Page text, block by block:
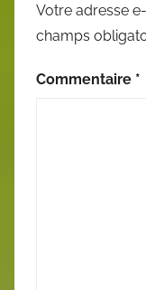
Votre adresse
champs
Commentaire *